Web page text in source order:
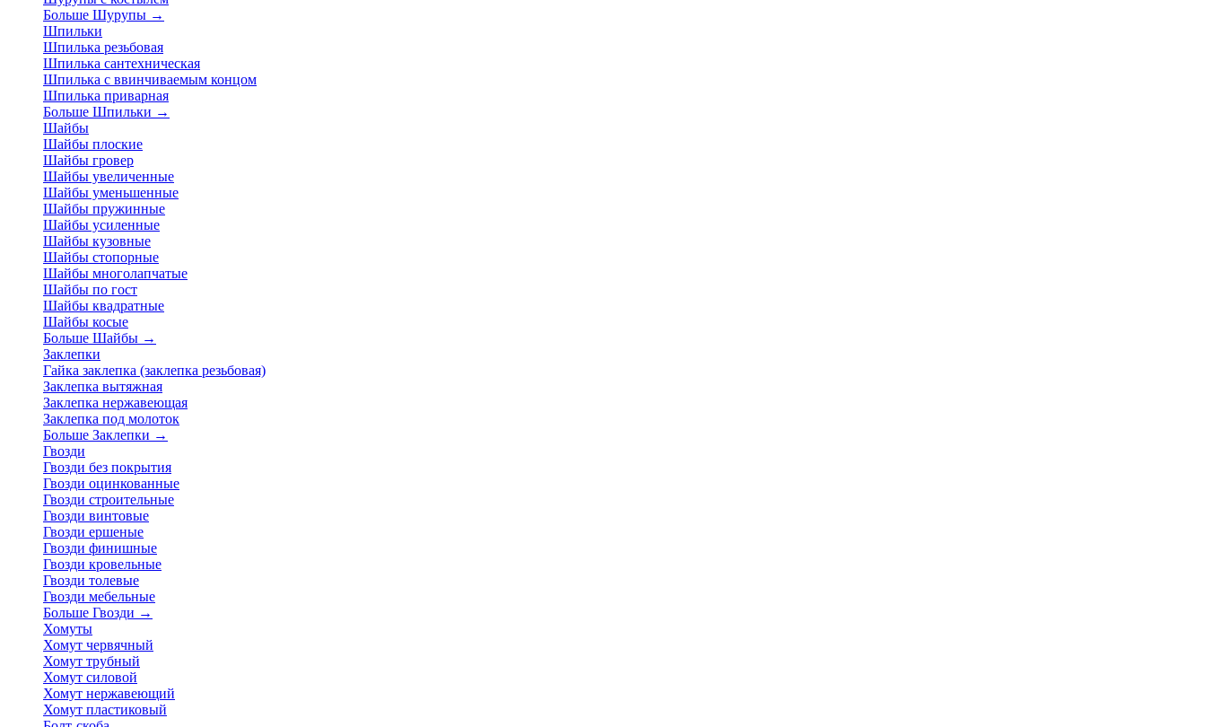
Больше Шурупы →
Шпильки
Шпилька резьбовая
Шпилька сантехническая
Шпилька с ввинчиваемым концом
Шпилька приварная
Больше Шпильки →
Шайбы
Шайбы плоские
Шайбы гровер
Шайбы увеличенные
Шайбы уменьшенные
Шайбы пружинные
Шайбы усиленные
Шайбы кузовные
Шайбы стопорные
Шайбы многолапчатые
Шайбы по гост
Шайбы квадратные
Шайбы косые
Больше Шайбы →
Заклепки
Гайка заклепка (заклепка резьбовая)
Заклепка вытяжная
Заклепка нержавеющая
Заклепка под молоток
Больше Заклепки →
Гвозди
Гвозди без покрытия
Гвозди оцинкованные
Гвозди строительные
Гвозди винтовые
Гвозди ершеные
Гвозди финишные
Гвозди кровельные
Гвозди толевые
Гвозди мебельные
Больше Гвозди →
Хомуты
Хомут червячный
Хомут трубный
Хомут силовой
Хомут нержавеющий
Хомут пластиковый